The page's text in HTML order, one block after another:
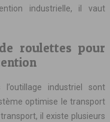
industrielle, il vaut
roulettes pour
industriel sont
optimise le transport
il existe plusieurs